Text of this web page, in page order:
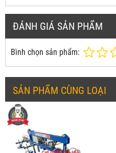
ĐÁNH GIÁ SẢN PHẨM
Bình chọn sản phẩm:
SẢN PHẨM CÙNG LOẠI